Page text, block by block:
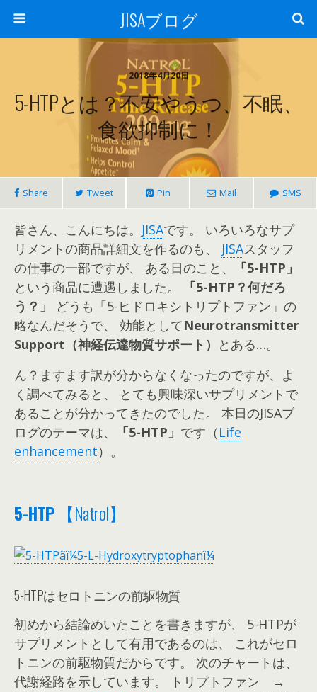
JISAブログ
2018年4月20日
5-HTPとは？不安やうつ、不眠、
食欲抑制に！
Share Tweet Pin Mail SMS
皆さん、こんにちは。 JISAです。 いろいろなサプ
リメントの商品詳細文を作るのも、 JISAスタッフ
の仕事の一部ですが、 ある日のこと、
「5-HTP」
という商品に遭遇しました。
「5-HTP？何だろ
う？」
どうも「5-ヒドロキシトリプトファン」の
略なんだそうで、 効能としてNeurotransmitter
Support（神経伝達物質サポート） とある…。
ん？ますます訳が分からなくなったのですが、よ
く調べてみると、 とても興味深いサプリメントで
あることが分かってきたのでした。 本日のJISAブ
ログのテーマは、
「5-HTP」 です（ Life
enhancement）。
5-HTP【Natrol】
5-HTPはセロトニンの前駆物質
初めから結論めいたことを書きますが、 5-HTPが
サプリメントとして有用であるのは、 これがセロ
トニンの前駆物質だからです。 次のチャートは、
代謝経路を示しています。
トリプトファン →